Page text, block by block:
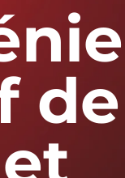
de